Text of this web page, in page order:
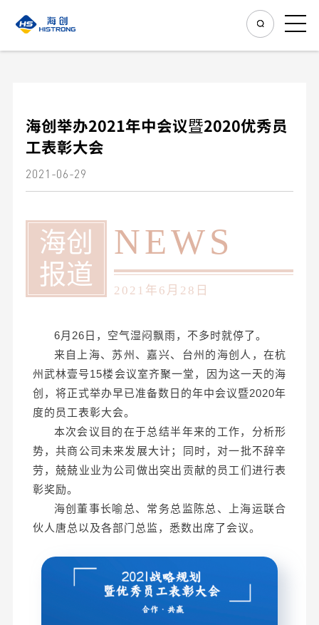
海创举办2021年中会议暨2020优秀员
工表彰大会
2021-06-29
海创
报道
NEWS
2021年6月28日
6月26日，空气湿闷飘雨，不多时就停了。
来自上海、苏州、嘉兴、台州的海创人，在杭
州武林壹号15楼会议室齐聚一堂，因为这一天的海
创，将正式举办早已准备数日的年中会议暨2020年
度的员工表彰大会。
本次会议目的在于总结半年来的工作，分析形
势，共商公司未来发展大计；同时，对一批不辞辛
劳，兢兢业业为公司做出突出贡献的员工们进行表
彰奖励。
海创董事长喻总、常务总监陈总、上海运联合
伙人唐总以及各部门总监，悉数出席了会议。